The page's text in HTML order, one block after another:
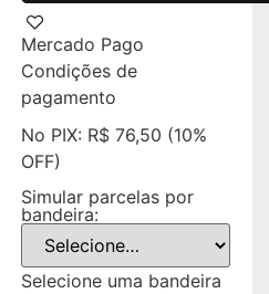
Mercado Pago
Condições de
pagamento
No PIX: R$ 76,50 (10%
OFF)
Simular parcelas por
bandeira:
Selecione uma bandeira